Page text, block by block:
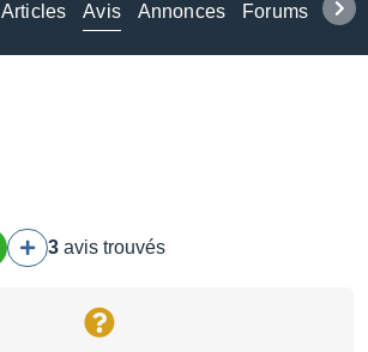
Articles Avis Annonces Forums
3 avis trouvés